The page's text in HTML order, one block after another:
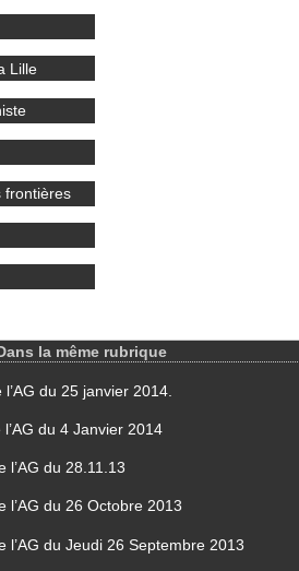
Lille
frontières
la même rubrique
du 25 janvier 2014.
du 4 Janvier 2014
l’AG du 28.11.13
l’AG du 26 Octobre 2013
l’AG du Jeudi 26 Septembre 2013